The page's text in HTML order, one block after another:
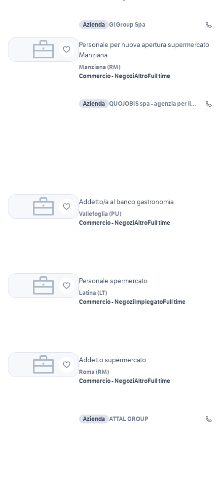
Azienda Gi Group Spa
Personale per nuova apertura supermercato
Manziana
Manziana (RM)
Commercio - NegoziAltroFull time
Azienda QUOJOBIS spa - agenzia per il
Addetto/a al banco gastronomia
Vallefoglia (PU)
Commercio - NegoziAltroFull time
Personale spermercato
Latina (LT)
Commercio - NegoziImpiegatoFull time
Addetto supermercato
Roma (RM)
Commercio - NegoziAltroFull time
Azienda ATTAL GROUP